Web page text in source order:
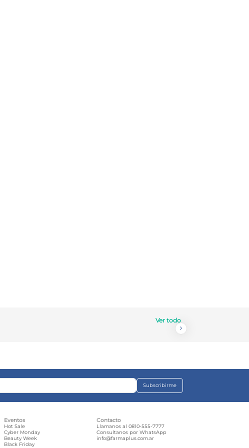
Ver todo
Subscribirme
Eventos
Hot Sale
Cyber Monday
Beauty Week
Black Friday
Contacto
Llamanos al 0810-555-7777
Consultanos por WhatsApp
info@farmaplus.com.ar